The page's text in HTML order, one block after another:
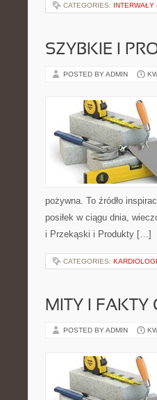
CATEGORIES: INTERWAŁY
SZYBKIE I
POSTED BY ADMIN
pożywna. To źródło
posiłek w ciągu dnia,
i Przekąski i Produkty […]
CATEGORIES:
MITY I
POSTED BY ADMIN